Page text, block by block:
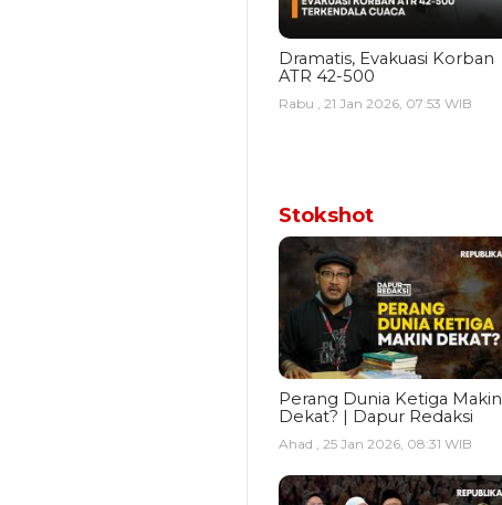
Dramatis, Evakuasi Korban
ATR 42-500
Rabu , 21 Jan 2026, 07:53 WIB
Stokshot
Perang Dunia Ketiga Makin
Dekat? | Dapur Redaksi
Ahad , 25 Jan 2026, 08:31 WIB